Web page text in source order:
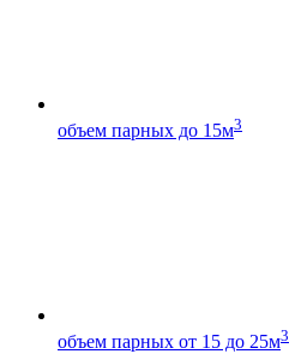
объем парных до 15м3
объем парных от 15 до 25м3